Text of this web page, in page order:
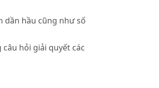
dần hầu cũng như số
hỏi giải quyết các